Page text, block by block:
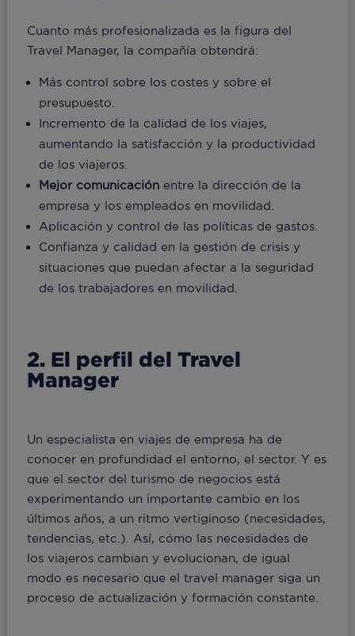
Cuanto más profesionalizada es la figura del
Travel Manager, la compañía obtendrá:
Más control sobre los costes y sobre el
presupuesto.
Incremento de la calidad de los viajes,
aumentando la satisfacción y la productividad
de los viajeros.
Mejor comunicación entre la dirección de la
empresa y los empleados en movilidad.
Aplicación y control de las políticas de gastos.
Confianza y calidad en la gestión de crisis y
situaciones que puedan afectar a la seguridad
de los trabajadores en movilidad.
2. El perfil del Travel
Manager
Un especialista en viajes de empresa ha de
conocer en profundidad el entorno, el sector. Y es
que el sector del turismo de negocios está
experimentando un importante cambio en los
últimos años, a un ritmo vertiginoso (necesidades,
tendencias, etc.). Así, cómo las necesidades de
los viajeros cambian y evolucionan, de igual
modo es necesario que el travel manager siga un
proceso de actualización y formación constante.